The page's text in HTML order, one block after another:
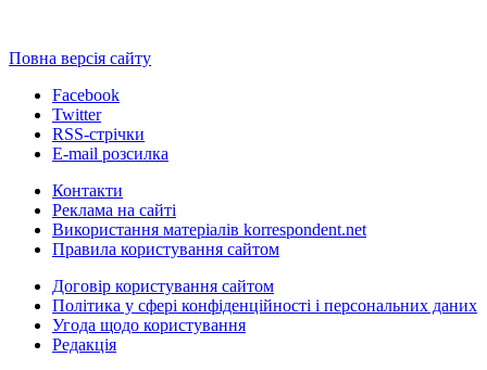
Повна версія сайту
Facebook
Twitter
RSS-стрічки
E-mail розсилка
Контакти
Реклама на сайті
Використання матеріалів korrespondent.net
Правила користування сайтом
Договір користування сайтом
Політика у сфері конфіденційності і персональних даних
Угода щодо користування
Редакція